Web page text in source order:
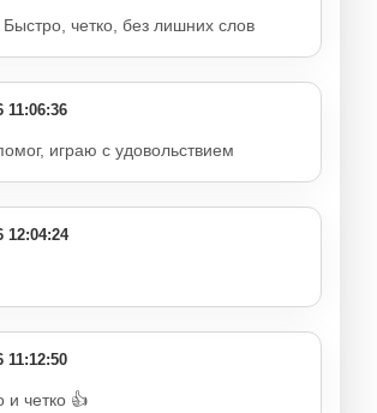
четко, без лишних слов
11:06:36
играю с удовольствием
12:04:24
11:12:50
и четко 👍